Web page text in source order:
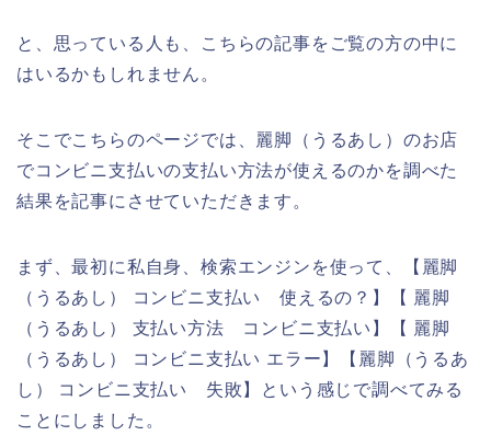
と、思っている人も、こちらの記事をご覧の方の中に
はいるかもしれません。
そこでこちらのページでは、麗脚（うるあし）のお店
でコンビニ支払いの支払い方法が使えるのかを調べた
結果を記事にさせていただきます。
まず、最初に私自身、検索エンジンを使って、【麗脚
（うるあし） コンビニ支払い 使えるの？】【 麗脚
（うるあし） 支払い方法 コンビニ支払い】【 麗脚
（うるあし） コンビニ支払い エラー】【麗脚（うるあ
し） コンビニ支払い 失敗】という感じで調べてみる
ことにしました。